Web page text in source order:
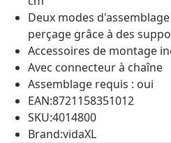
Deux modes
perçage grâce à des
Accessoires de montage
Avec connecteur à chaîne
Assemblage requis : oui
EAN:8721158351012
SKU:4014800
Brand:vidaXL